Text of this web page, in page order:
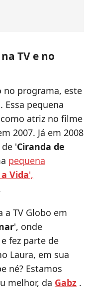
TV e no
no programa, este
pequena
atriz no filme
2007. Já em 2008
'Ciranda de
pequena
Vida',
a TV Globo em
', onde
fez parte de
Laura, em sua
né? Estamos
melhor, da Gabz .